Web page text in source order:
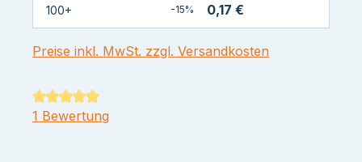
100+ -15% 0,17 €
Preise inkl. MwSt. zzgl. Versandkosten
Durchschnittliche Bewertung von 5 von 5 Sternen
1 Bewertung